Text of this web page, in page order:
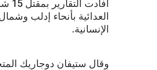
العدائية بأنحاء إدلب
الإنسانية.
وقال ستيفان دوجاريك